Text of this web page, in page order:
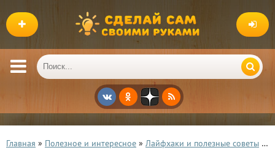
Главная » Полезное и интересное » Лайфхаки и полезные советы